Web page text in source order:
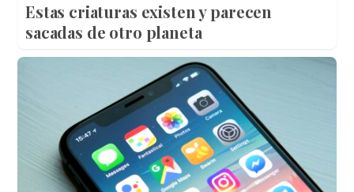
Estas criaturas existen y parecen
sacadas de otro planeta